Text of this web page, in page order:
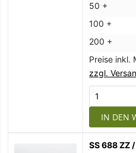
50 +
100 +
200 +
Preise inkl.
zzgl.
IN DEN
SS 688 ZZ